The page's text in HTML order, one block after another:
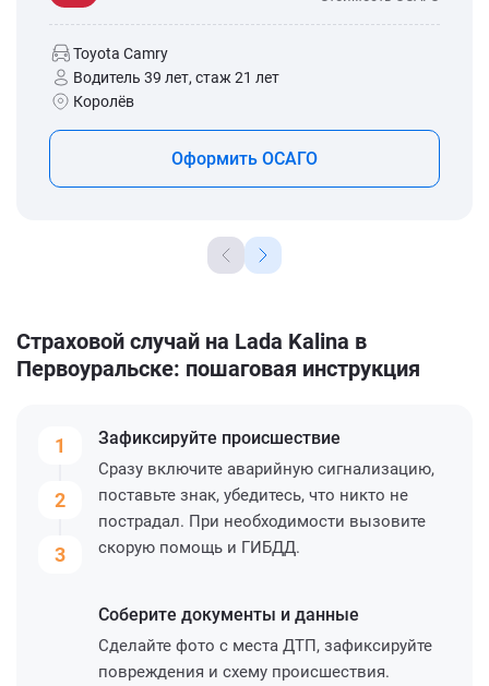
Toyota Camry
Водитель 39 лет, стаж 21 лет
Королёв
Оформить ОСАГО
Страховой случай на Lada Kalina в
Первоуральске: пошаговая инструкция
1
2
3
Зафиксируйте происшествие
Сразу включите аварийную сигнализацию,
поставьте знак, убедитесь, что никто не
пострадал. При необходимости вызовите
скорую помощь и ГИБДД.
Соберите документы и данные
Сделайте фото с места ДТП, зафиксируйте
повреждения и схему происшествия.